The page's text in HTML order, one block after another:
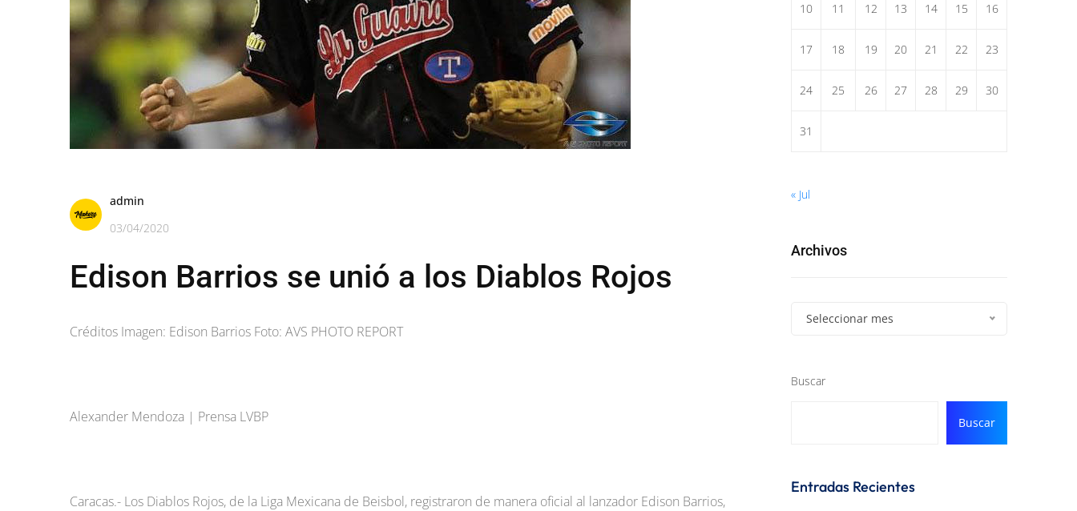
admin
03/04/2020
Edison Barrios se unió a los Diablos Rojos
Créditos Imagen: Edison Barrios Foto: AVS PHOTO REPORT
Alexander Mendoza | Prensa LVBP
Caracas.- Los Diablos Rojos, de la Liga Mexicana de Beisbol, registraron de manera oficial al lanzador Edison Barrios,
10 11 12 13 14 15 16
17 18 19 20 21 22 23
24 25 26 27 28 29 30
31
« Jul
Archivos
Seleccionar mes
Buscar
Buscar
Entradas Recientes